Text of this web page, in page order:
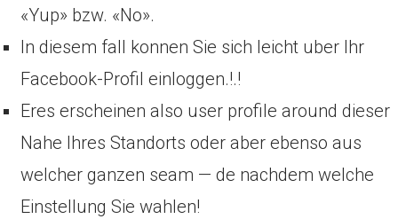
«Yup» bzw. «No».
In diesem fall konnen Sie sich leicht uber Ihr
Facebook-Profil einloggen.!.!
Eres erscheinen also user profile around dieser
Nahe Ihres Standorts oder aber ebenso aus
welcher ganzen seam — de nachdem welche
Einstellung Sie wahlen!